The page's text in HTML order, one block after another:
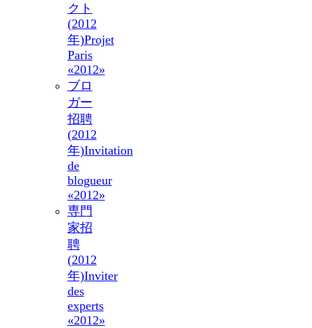
クト
(2012
年)Projet
Paris
«2012»
ブロ
ガー
招聘
(2012
年)Invitation
de
blogueur
«2012»
専門
家招
聘
(2012
年)Inviter
des
experts
«2012»